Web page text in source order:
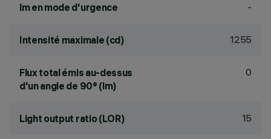
lm en mode d'urgence -
Intensité maximale (cd) 1255
Flux total émis au-dessus
d'un angle de 90° (lm)
0
Light output ratio (LOR) 15